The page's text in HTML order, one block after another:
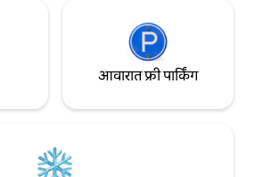
आवारात फ्री पार्किंग